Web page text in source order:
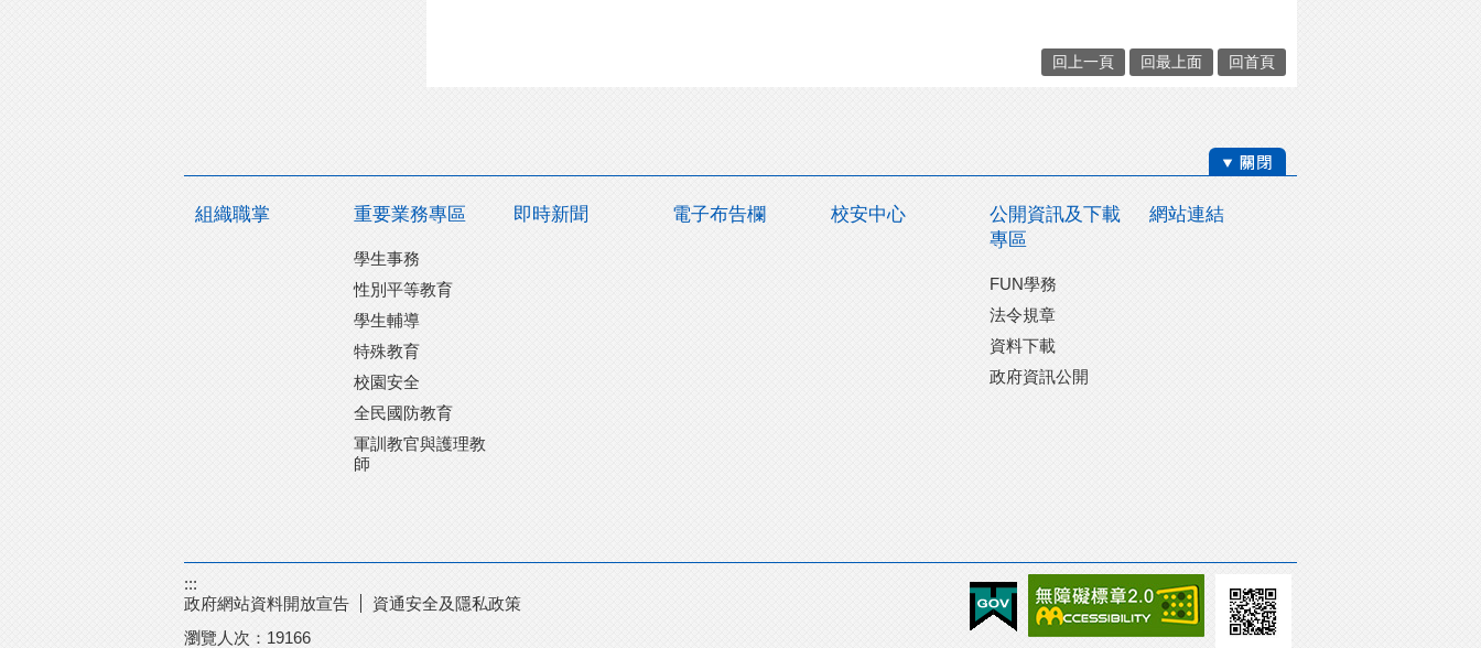
回上一頁 回最上面 回首頁
組織職掌 重要業務專區
學生事務
性別平等教育
學生輔導
特殊教育
校園安全
全民國防教育
軍訓教官與護理教
師
即時新聞 電子布告欄 校安中心
公開資訊及下載
專區
FUN學務
法令規章
資料下載
政府資訊公開
網站連結
:::
政府網站資料開放宣告
資通安全及隱私政策
瀏覽人次： 19166